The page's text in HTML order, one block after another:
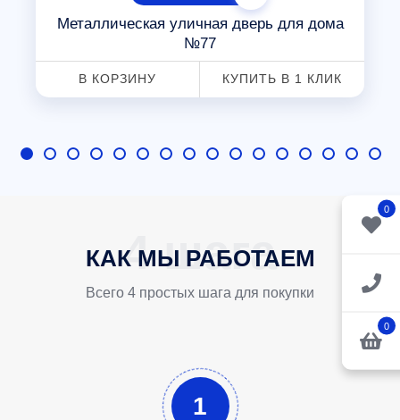
0
0
Металлическая уличная дверь для дома
№77
В КОРЗИНУ КУПИТЬ В 1 КЛИК
КАК МЫ РАБОТАЕМ
Всего 4 простых шага для покупки
1